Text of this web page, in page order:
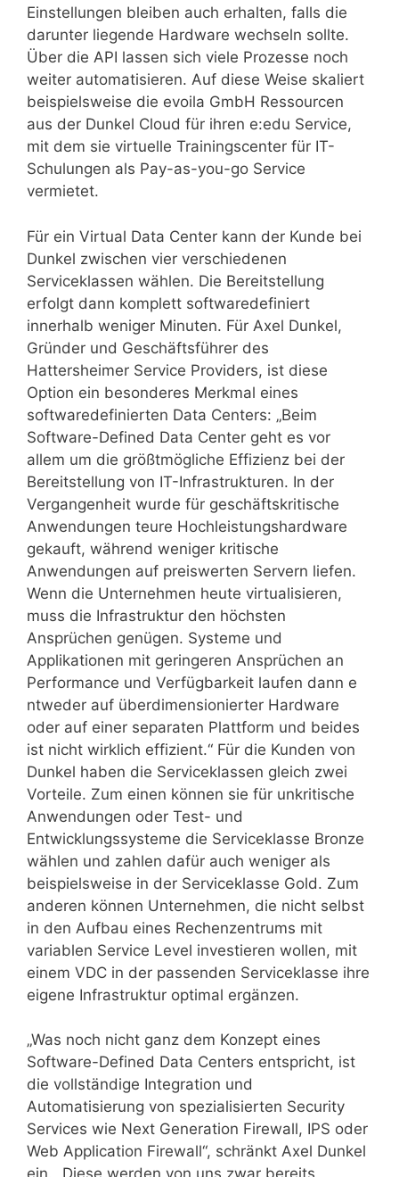
Einstellungen bleiben auch erhalten, falls die
darunter liegende Hardware wechseln sollte.
Über die API lassen sich viele Prozesse noch
weiter automatisieren. Auf diese Weise skaliert
beispielsweise die evoila GmbH Ressourcen
aus der Dunkel Cloud für ihren e:edu Service,
mit dem sie virtuelle Trainingscenter für IT-
Schulungen als Pay-as-you-go Service
vermietet.
Für ein Virtual Data Center kann der Kunde bei
Dunkel zwischen vier verschiedenen
Serviceklassen wählen. Die Bereitstellung
erfolgt dann komplett softwaredefiniert
innerhalb weniger Minuten. Für Axel Dunkel,
Gründer und Geschäftsführer des
Hattersheimer Service Providers, ist diese
Option ein besonderes Merkmal eines
softwaredefinierten Data Centers: „Beim
Software-Defined Data Center geht es vor
allem um die größtmögliche Effizienz bei der
Bereitstellung von IT-Infrastrukturen. In der
Vergangenheit wurde für geschäftskritische
Anwendungen teure Hochleistungshardware
gekauft, während weniger kritische
Anwendungen auf preiswerten Servern liefen.
Wenn die Unternehmen heute virtualisieren,
muss die Infrastruktur den höchsten
Ansprüchen genügen. Systeme und
Applikationen mit geringeren Ansprüchen an
Performance und Verfügbarkeit laufen dann e
ntweder auf überdimensionierter Hardware
oder auf einer separaten Plattform und beides
ist nicht wirklich effizient.“ Für die Kunden von
Dunkel haben die Serviceklassen gleich zwei
Vorteile. Zum einen können sie für unkritische
Anwendungen oder Test- und
Entwicklungssysteme die Serviceklasse Bronze
wählen und zahlen dafür auch weniger als
beispielsweise in der Serviceklasse Gold. Zum
anderen können Unternehmen, die nicht selbst
in den Aufbau eines Rechenzentrums mit
variablen Service Level investieren wollen, mit
einem VDC in der passenden Serviceklasse ihre
eigene Infrastruktur optimal ergänzen.
„Was noch nicht ganz dem Konzept eines
Software-Defined Data Centers entspricht, ist
die vollständige Integration und
Automatisierung von spezialisierten Security
Services wie Next Generation Firewall, IPS oder
Web Application Firewall“, schränkt Axel Dunkel
ein. „Diese werden von uns zwar bereits